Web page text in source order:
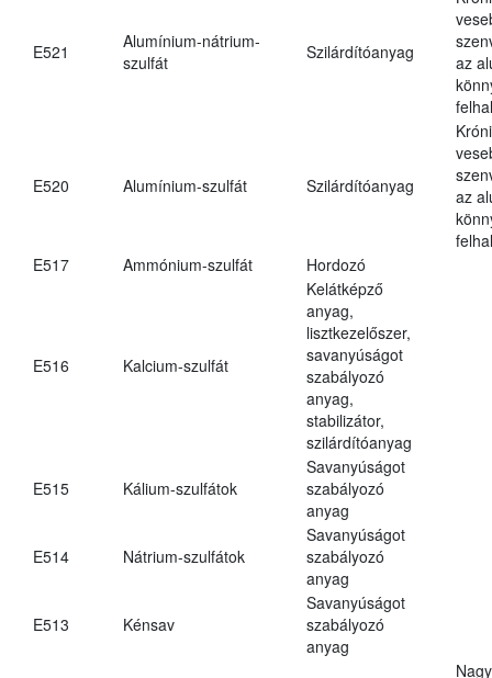
E521
Alumínium-nátrium-
szulfát
Szilárdítóanyag
az
E520 Alumínium-szulfát Szilárdítóanyag
az
E517
Ammónium-szulfát Hordozó
E516 Kalcium-szulfát
Kelátképző
anyag,
lisztkezelőszer,
savanyúságot
szabályozó
anyag,
stabilizátor,
szilárdítóanyag
E515 Kálium-szulfátok
Savanyúságot
szabályozó
anyag
E514 Nátrium-szulfátok
Savanyúságot
szabályozó
anyag
E513 Kénsav
Savanyúságot
szabályozó
anyag